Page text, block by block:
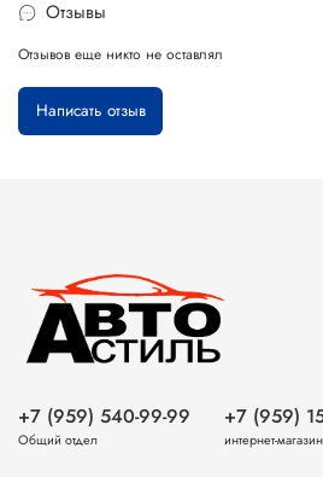
Отзывы
Отзывов еще никто не оставлял
Написать отзыв
+7 (959) 540-99-99
Общий отдел
+7 (959)
интернет-магазин